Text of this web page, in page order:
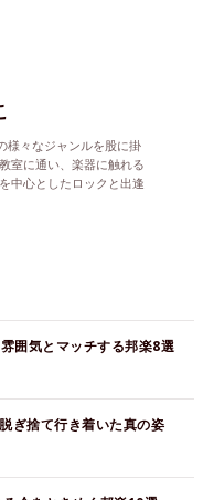
様々なジャンルを股に掛
室に通い、楽器に触れる
中心としたロックと出逢
囲気とマッチする邦楽8選
ぎ捨て行き着いた真の姿